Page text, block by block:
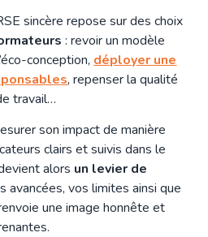
sincère repose sur des choix
: revoir un modèle
conception, déployer une
, repenser la qualité
travail…
son impact de manière
clairs et suivis dans le
alors un levier de
avancées, vos limites ainsi que
une image honnête et